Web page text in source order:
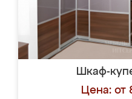
Шкаф-
Цена: от